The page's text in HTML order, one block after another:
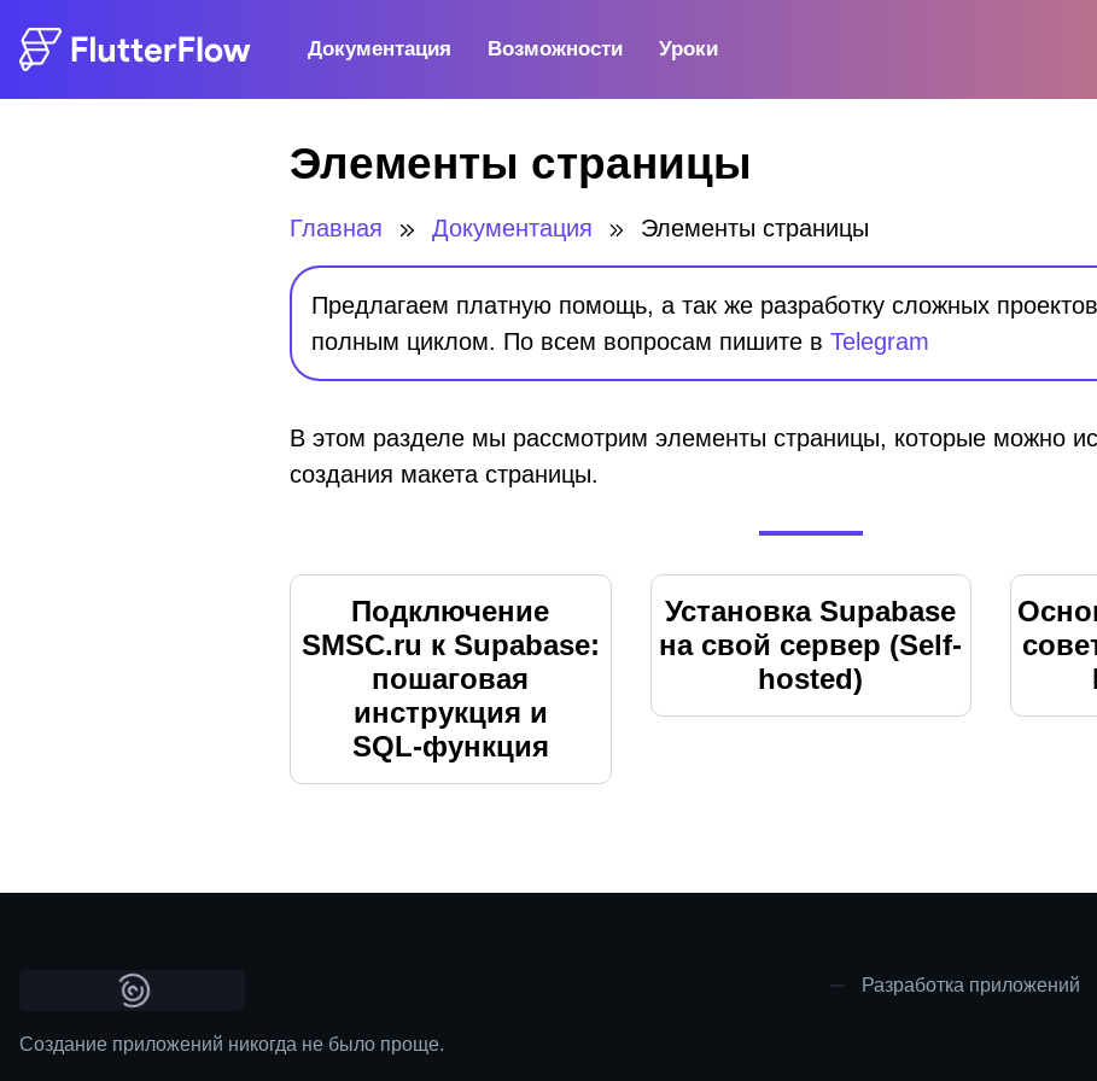
Документация Возможности Уроки
Элементы страницы
Главная Документация Элементы страницы
Предлагаем платную помощь, а так же разработку сложных
полным циклом. По всем вопросам пишите в Telegram
В этом разделе мы рассмотрим элементы страницы, которые можно
создания макета страницы.
Подключение
SMSC.ru к Supabase:
пошаговая
инструкция и
SQL‑функция
Установка Supabase
на свой сервер (Self-
hosted)
Создание приложений никогда не было проще.
Разработка приложений